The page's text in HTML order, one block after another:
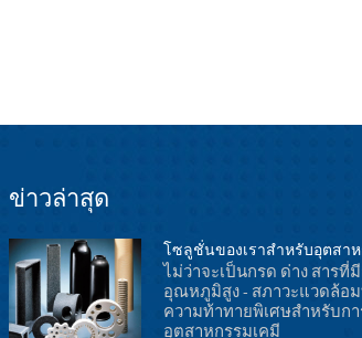
ข่าวล่าสุด
โซลูชั่นของเราสำหรับอุตสา
ไม่ว่าจะเป็นกรด ด่าง สารที่
อุณหภูมิสูง - สภาวะแวดล้อ
ความท้าทายพิเศษสำหรับกา
อุตสาหกรรมเคมี